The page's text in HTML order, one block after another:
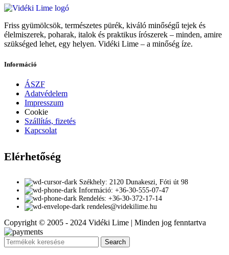
Friss gyümölcsök, természetes pürék, kiváló minőségű tejek és
élelmiszerek, poharak, italok és praktikus írószerek – minden, amire
szükséged lehet, egy helyen. Vidéki Lime – a minőség íze.
Információ
ÁSZF
Adatvédelem
Impresszum
Cookie
Szállítás, fizetés
Kapcsolat
Elérhetőség
Székhely: 2120 Dunakeszi, Fóti út 98
Információ: +36-30-555-07-47
Rendelés: +36-30-372-17-14
rendeles@videkilime.hu
Copyright © 2005 - 2024 Vidéki Lime | Minden jog fenntartva
Search